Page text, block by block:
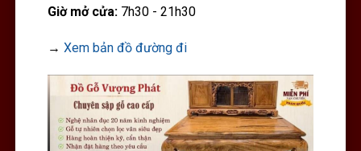
Giờ mở cửa:7h30 - 21h30
→ Xem bản đồ đường đi